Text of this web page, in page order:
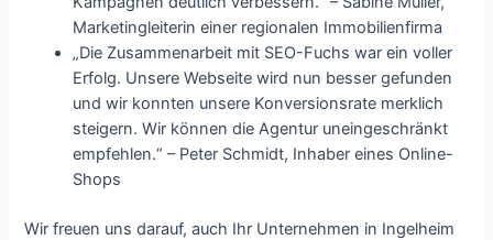
Marketingleiterin einer regionalen Immobilienfirma
„Die Zusammenarbeit mit SEO-Fuchs war ein voller
Erfolg. Unsere Webseite wird nun besser gefunden
und wir konnten unsere Konversionsrate merklich
steigern. Wir können die Agentur uneingeschränkt
empfehlen.“ – Peter Schmidt, Inhaber eines Online-
Shops
Wir freuen uns darauf, auch Ihr Unternehmen in Ingelheim